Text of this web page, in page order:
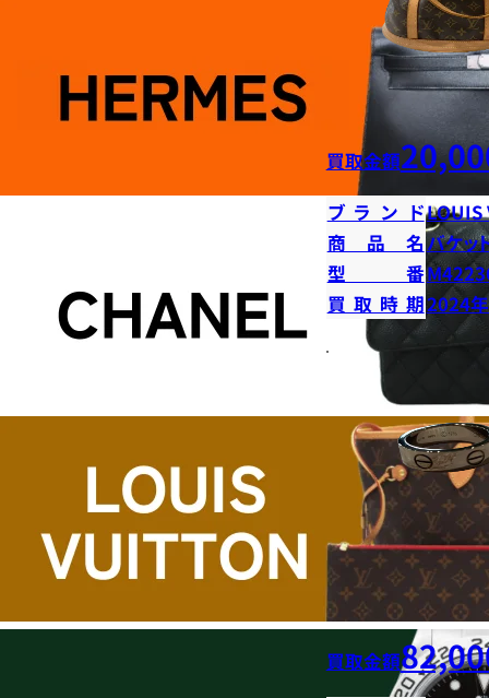
買取金額
ブランドLOUIS
商品名バケッ
型番
買取時期2024
買取金額